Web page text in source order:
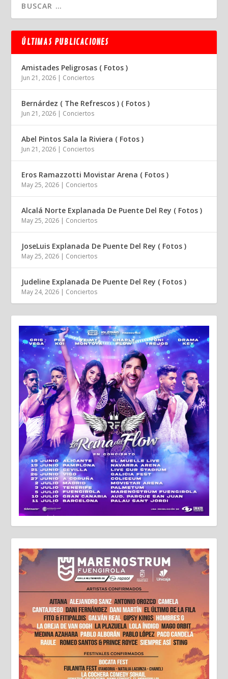
ÚLTIMAS PUBLICACIONES
Amistades Peligrosas ( Fotos )
Jun 21, 2026 | Conciertos
Bernárdez ( The Refrescos ) ( Fotos )
Jun 21, 2026 | Conciertos
Abel Pintos Sala la Riviera ( Fotos )
Jun 21, 2026 | Conciertos
Eros Ramazzotti Movistar Arena ( Fotos )
May 25, 2026 | Conciertos
Alcalá Norte Explanada De Puente Del Rey ( Fotos )
May 25, 2026 | Conciertos
JoseLuis Explanada De Puente Del Rey ( Fotos )
May 25, 2026 | Conciertos
Judeline Explanada De Puente Del Rey ( Fotos )
May 24, 2026 | Conciertos